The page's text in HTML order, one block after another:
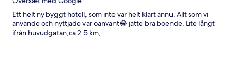
Ett helt ny byggt hotell, som inte var helt klart ännu. Allt som vi
använde och nyttjade var oanvänt😂 jätte bra boende. Lite långt
ifrån huvudgatan,ca 2.5 km,